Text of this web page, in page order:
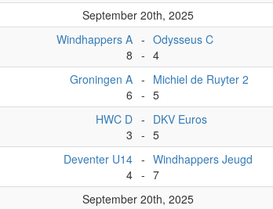
September 20th, 2025
Windhappers A
8
-
-
Odysseus C
4
Groningen A
6
-
-
Michiel de Ruyter 2
5
HWC D
3
-
-
DKV Euros
5
Deventer U14
4
-
-
Windhappers Jeugd
7
September 20th, 2025